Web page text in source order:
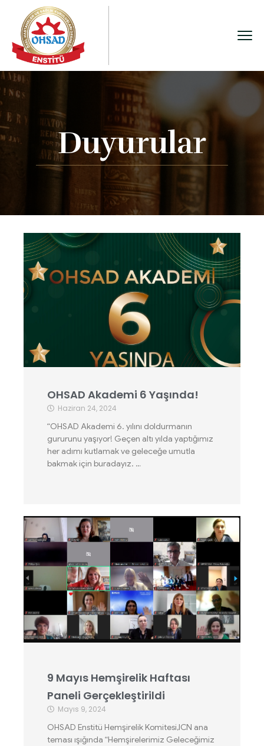
Duyurular
OHSAD Akademi 6 Yaşında!
Haziran 24, 2024
“OHSAD Akademi 6. yılını doldurmanın
gururunu yaşıyor! Geçen altı yılda yaptığımız
her adımı kutlamak ve geleceğe umutla
bakmak için buradayız. …
9 Mayıs Hemşirelik Haftası
Paneli Gerçekleştirildi
Mayıs 9, 2024
OHSAD Enstitü Hemşirelik Komitesi,ICN ana
teması ışığında “Hemşirelerimiz Geleceğimiz